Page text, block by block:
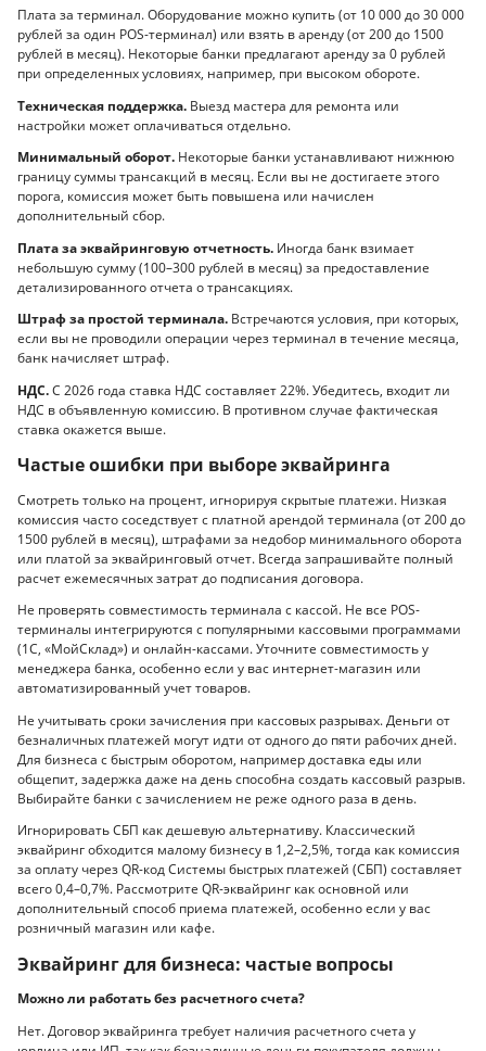
Плата за терминал. Оборудование можно купить (от 10 000 до 30 000
рублей за один POS-терминал) или взять в аренду (от 200 до 1500
рублей в месяц). Некоторые банки предлагают аренду за 0 рублей
при определенных условиях, например, при высоком обороте.
Техническая поддержка. Выезд мастера для ремонта или
настройки может оплачиваться отдельно.
Минимальный оборот. Некоторые банки устанавливают нижнюю
границу суммы трансакций в месяц. Если вы не достигаете этого
порога, комиссия может быть повышена или начислен
дополнительный сбор.
Плата за эквайринговую отчетность. Иногда банк взимает
небольшую сумму (100–300 рублей в месяц) за предоставление
детализированного отчета о трансакциях.
Штраф за простой терминала. Встречаются условия, при которых,
если вы не проводили операции через терминал в течение месяца,
банк начисляет штраф.
НДС.С 2026 года ставка НДС составляет 22%. Убедитесь, входит ли
НДС в объявленную комиссию. В противном случае фактическая
ставка окажется выше.
Частые ошибки при выборе эквайринга
Смотреть только на процент, игнорируя скрытые платежи. Низкая
комиссия часто соседствует с платной арендой терминала (от 200 до
1500 рублей в месяц), штрафами за недобор минимального оборота
или платой за эквайринговый отчет. Всегда запрашивайте полный
расчет ежемесячных затрат до подписания договора.
Не проверять совместимость терминала с кассой. Не все POS-
терминалы интегрируются с популярными кассовыми программами
(1С, «МойСклад») и онлайн-кассами. Уточните совместимость у
менеджера банка, особенно если у вас интернет-магазин или
автоматизированный учет товаров.
Не учитывать сроки зачисления при кассовых разрывах. Деньги от
безналичных платежей могут идти от одного до пяти рабочих дней.
Для бизнеса с быстрым оборотом, например доставка еды или
общепит, задержка даже на день способна создать кассовый разрыв.
Выбирайте банки с зачислением не реже одного раза в день.
Игнорировать СБП как дешевую альтернативу. Классический
эквайринг обходится малому бизнесу в 1,2–2,5%, тогда как комиссия
за оплату через QR-код Системы быстрых платежей (СБП) составляет
всего 0,4–0,7%. Рассмотрите QR-эквайринг как основной или
дополнительный способ приема платежей, особенно если у вас
розничный магазин или кафе.
Эквайринг для бизнеса: частые вопросы
Можно ли работать без расчетного счета?
Нет. Договор эквайринга требует наличия расчетного счета у